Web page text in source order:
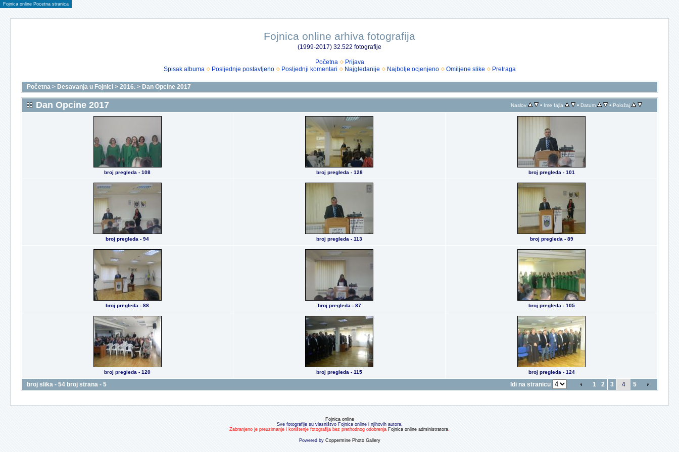
Fojnica online Pocetna stranica
Fojnica online arhiva fotografija
(1999-2017) 32.522 fotografije
Početna
Prijava
Spisak albuma
Posljednje postavljeno Posljednji komentari Najgledanije Najbolje ocjenjeno Omiljene slike Pretraga
Početna > Desavanja u Fojnici > 2016. > Dan Opcine 2017
Dan Opcine 2017 Naslov • Ime fajla • Datum • Položaj
broj pregleda - 108 broj pregleda - 128 broj pregleda - 101
broj pregleda - 94 broj pregleda - 113 broj pregleda - 89
broj pregleda - 88 broj pregleda - 87 broj pregleda - 105
broj pregleda - 120 broj pregleda - 115 broj pregleda - 124
broj slika - 54 broj strana - 5 Idi na stranicu 1 2 3 4 5
Fojnica online
Sve fotografije su vlasništvo Fojnica online i njihovih autora.
Zabranjeno je preuzimanje i korištenje fotografija bez prethodnog odobrenja Fojnica online administratora.
Powered by Coppermine Photo Gallery